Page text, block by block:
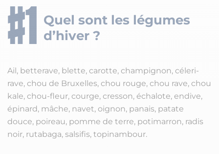
Quel sont les légumes
d’hiver ?
Ail, betterave, blette, carotte, champignon, céleri-
rave, chou de Bruxelles, chou rouge, chou rave, chou
kale, chou-fleur, courge, cresson, échalote, endive,
épinard, mâche, navet, oignon, panais, patate
douce, poireau, pomme de terre, potimarron, radis
noir, rutabaga, salsifis, topinambour.